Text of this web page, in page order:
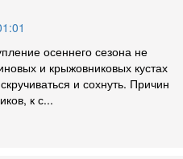
осеннего сезона не
и крыжовниковых кустах
и сохнуть. Причин
к с...